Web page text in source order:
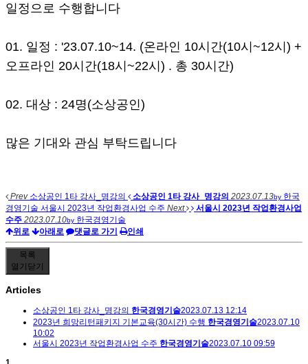
일정으로 수행합니다
01. 일정 : '23.07.10~14. (온라인 10시간(10시~12시) +
오프라인 20시간(18시~22시) . 총 30시간)
02. 대상 : 24명(소상공인)
많은 기대와 관심 부탁드립니다
Prev소상공인 1타 강사_명강의 소상공인 1타 강사_명강의 2023.07.13by 한국
경영기술 서울시 2023년 작업환경사업 수주 Next
서울시 2023년 작업환경사업
수주 2023.07.10by 한국경영기술
위로
아래로 댓글로 가기 인쇄
목록
열기 닫기
Articles
소상공인 1타 강사_명강의 한국경영기술2023.07.13 12:14
2023년 희망리턴패키지 기본교육(30시간) 수행 한국경영기술2023.07.10
10:02
서울시 2023년 작업환경사업 수주 한국경영기술2023.07.10 09:59